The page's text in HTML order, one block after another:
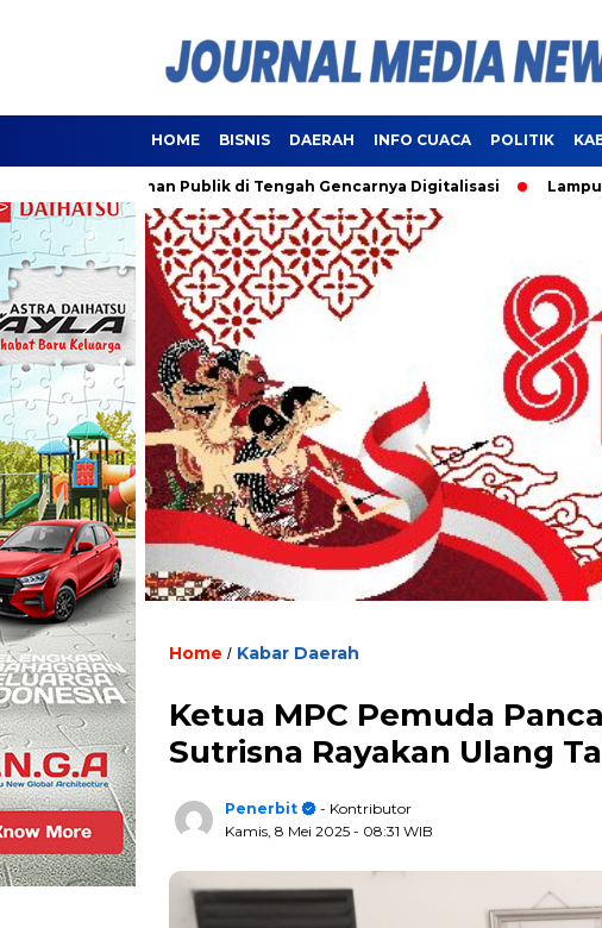
HOME BISNIS DAERAH INFO CUACA POLITIK
Publik di Tengah Gencarnya Digitalisasi Lampung Resmi
Home / Kabar Daerah
Ketua MPC Pemuda
Sutrisna Rayakan Ulang
Penerbit
- Kontributor
Kamis, 8 Mei 2025 - 08:31 WIB